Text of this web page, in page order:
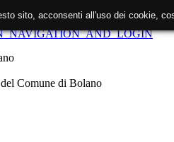
sito, acconsenti all'uso dei cookie,